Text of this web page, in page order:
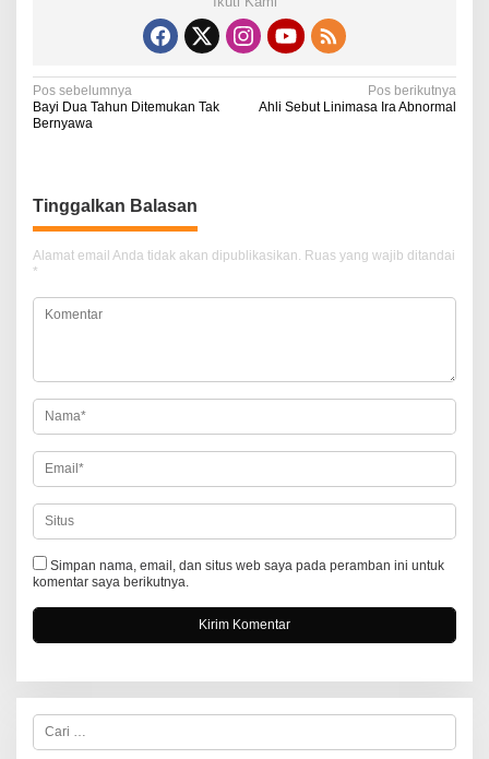
N
a
g
a
s
o
s
Pos sebelumnya
Bayi Dua Tahun Ditemukan Tak
Bernyawa
Pos berikutnya
Ahli Sebut Linimasa Ira Abnormal
Tinggalkan Balasan
Alamat email Anda tidak akan dipublikasikan. Ruas yang wajib ditandai
*
Simpan nama, email, dan situs web saya pada peramban ini untuk
komentar saya berikutnya.
C
r